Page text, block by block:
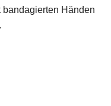
Händen